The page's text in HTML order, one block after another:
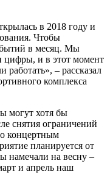
в 2018 году и
Чтобы
в месяц. Мы
цифры, и в этот момент
работать», – рассказал
комплекса
могут хотя бы
снятия ограничений
концертным
планируется от
намечали на весну –
и апрель наш